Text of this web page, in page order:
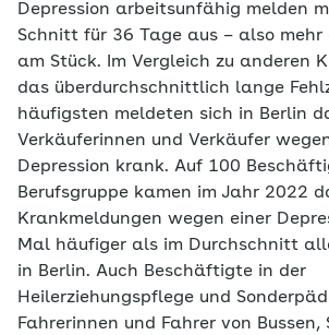
Depression arbeitsunfähig melden
Schnitt für 36 Tage aus – also mehr
am Stück. Im Vergleich zu anderen
das überdurchschnittlich lange
häufigsten meldeten sich in Berlin
Verkäuferinnen und Verkäufer
Depression krank. Auf 100
Berufsgruppe kamen im Jahr 2022
Krankmeldungen wegen einer
Mal häufiger als im Durchschnitt
in Berlin. Auch Beschäftigte in der
Heilerziehungspflege und
Fahrerinnen und Fahrer von